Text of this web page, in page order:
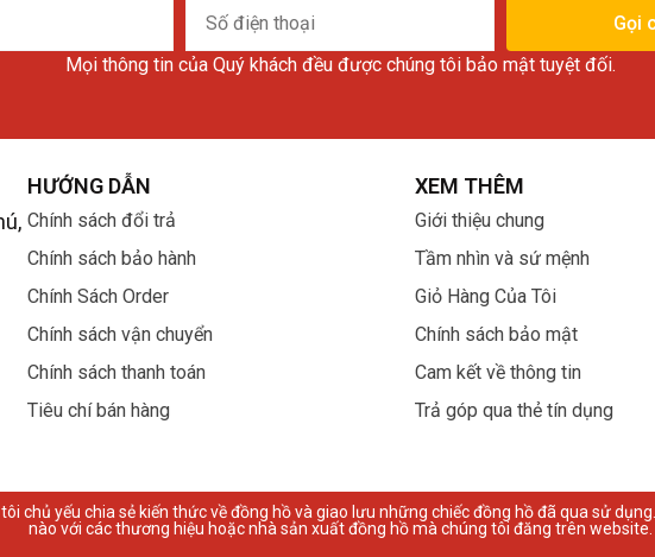
Số
điện
Gọi
Mọi thông tin của Quý khách đều được chúng tôi bảo mật tuyệt đối.
HƯỚNG DẪN
Chính sách đổi trả
Chính sách bảo hành
Chính Sách Order
Chính sách vận chuyển
Chính sách thanh toán
Tiêu chí bán hàng
XEM THÊM
Giới thiệu chung
Tầm nhìn và sứ mệnh
Giỏ Hàng Của Tôi
Chính sách bảo mật
Cam kết về thông tin
Trả góp qua thẻ tín dụng
chủ yếu chia sẻ kiến thức về đồng hồ và giao lưu những chiếc đồng hồ đã qua sử
nào với các thương hiệu hoặc nhà sản xuất đồng hồ mà chúng tôi đăng trên website.